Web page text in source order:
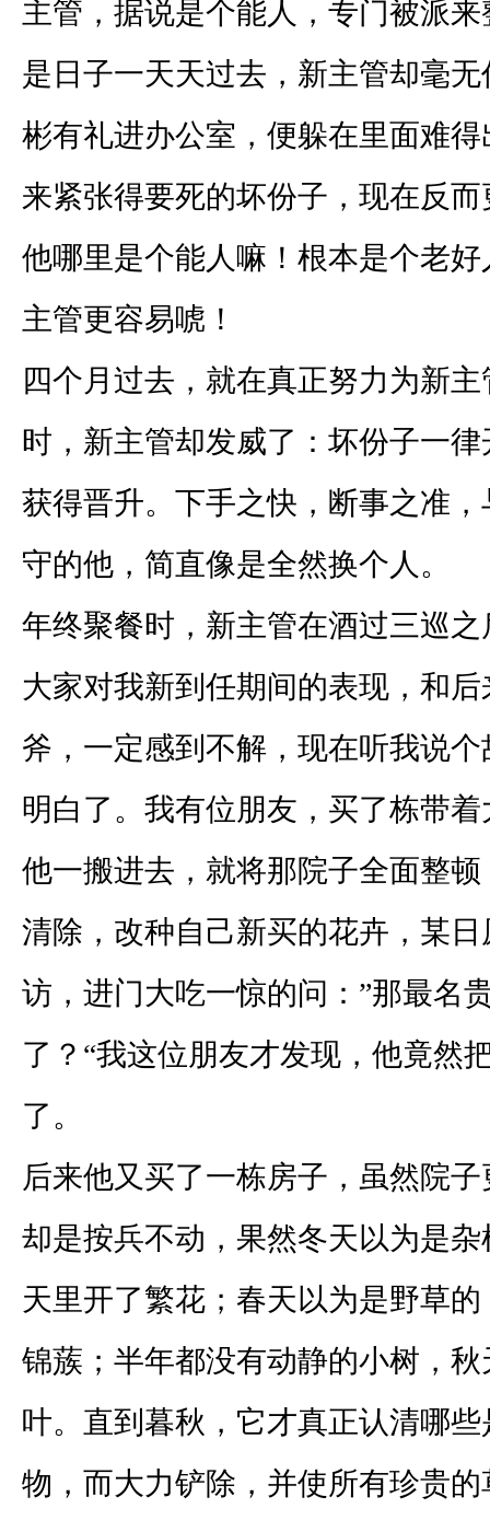
主管，据说是个能人，专门被派
是日子一天天过去，新主管却毫
彬有礼进办公室，便躲在里面难
来紧张得要死的坏份子，现在反
他哪里是个能人嘛！根本是个老
主管更容易唬！
四个月过去，就在真正努力为新
时，新主管却发威了：坏份子一
获得晋升。下手之快，断事之准
守的他，简直像是全然换个人。
年终聚餐时，新主管在酒过三巡之
大家对我新到任期间的表现，和
斧，一定感到不解，现在听我说
明白了。我有位朋友，买了栋带
他一搬进去，就将那院子全面整
清除，改种自己新买的花卉，某
访，进门大吃一惊的问：”那最名
了？“我这位朋友才发现，他竟然
了。
后来他又买了一栋房子，虽然院
却是按兵不动，果然冬天以为是
天里开了繁花；春天以为是野草
锦蔟；半年都没有动静的小树，
叶。直到暮秋，它才真正认清哪
物，而大力铲除，并使所有珍贵